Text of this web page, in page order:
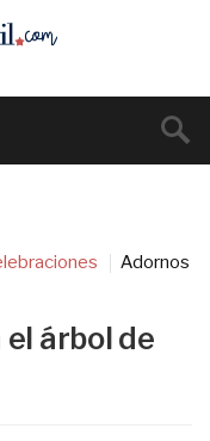
Adornos
árbol de